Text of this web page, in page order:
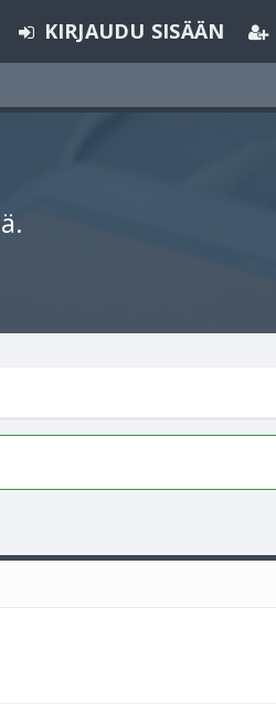
KIRJAUDU SISÄÄN